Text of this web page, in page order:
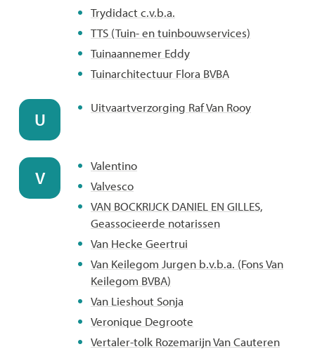
Trydidact c.v.b.a.
TTS (Tuin- en tuinbouwservices)
Tuinaannemer Eddy
Tuinarchitectuur Flora BVBA
U
Uitvaartverzorging Raf Van Rooy
V
Valentino
Valvesco
VAN BOCKRIJCK DANIEL EN GILLES,
Geassocieerde notarissen
Van Hecke Geertrui
Van Keilegom Jurgen b.v.b.a. (Fons Van
Keilegom BVBA)
Van Lieshout Sonja
Veronique Degroote
Vertaler-tolk Rozemarijn Van Cauteren